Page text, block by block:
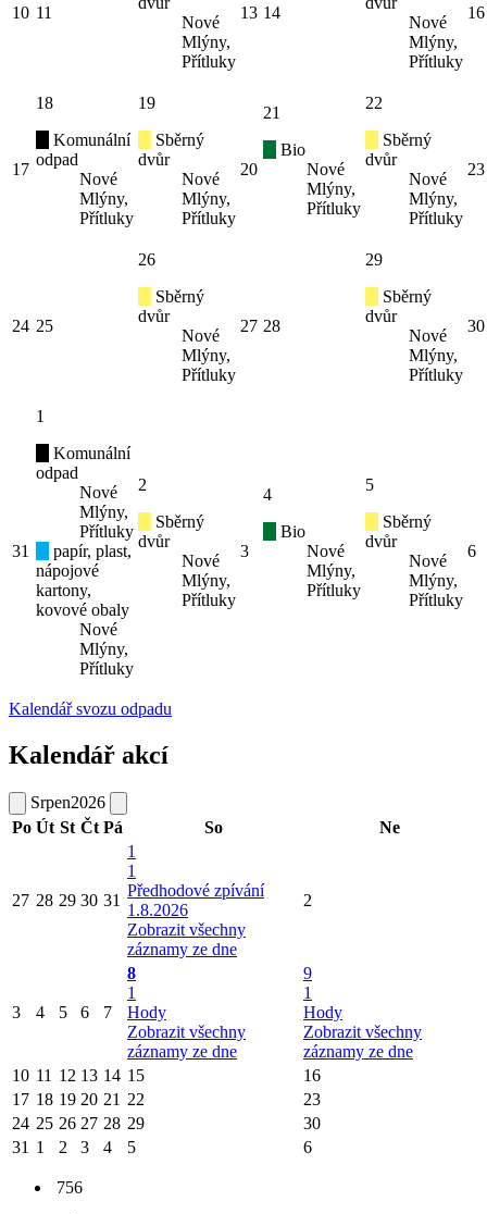
10 11
Nové
Mlýny,
Přítluky
13 14
Nové
Mlýny,
Přítluky
16
17
18
Komunální
odpad
Nové
Mlýny,
Přítluky
19
Sběrný
dvůr
Nové
Mlýny,
Přítluky
20
21
Bio
Nové
Mlýny,
Přítluky
22
Sběrný
dvůr
Nové
Mlýny,
Přítluky
23
24 25
26
Sběrný
dvůr
Nové
Mlýny,
Přítluky
27 28
29
Sběrný
dvůr
Nové
Mlýny,
Přítluky
30
31
1
Komunální
odpad
Nové
Mlýny,
Přítluky
papír, plast,
nápojové
kartony,
kovové obaly
Nové
Mlýny,
Přítluky
2
Sběrný
dvůr
Nové
Mlýny,
Přítluky
3
4
Bio
Nové
Mlýny,
Přítluky
5
Sběrný
dvůr
Nové
Mlýny,
Přítluky
6
Kalendář svozu odpadu
Kalendář akcí
Srpen2026
Po Út St Čt Pá So Ne
27 28 29 30 31
1
1
Předhodové zpívání
1.8.2026
Zobrazit všechny
záznamy ze dne
2
3 4 5 6 7
8
1
Hody
Zobrazit všechny
záznamy ze dne
9
1
Hody
Zobrazit všechny
záznamy ze dne
10 11 12 13 14 15
16
17 18 19 20 21 22
23
24 25 26 27 28 29
30
31 1 2 3 4 5 6
756